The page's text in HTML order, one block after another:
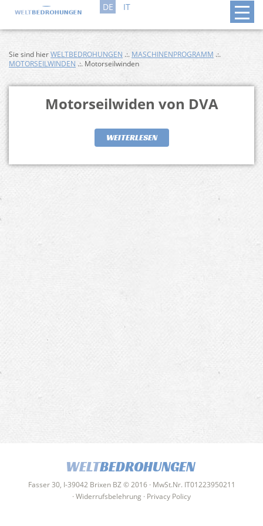
DE IT
Sie sind hierWELTBEDROHUNGEN .:. MASCHINENPROGRAMM .:.
MOTORSEILWINDEN .:. Motorseilwinden
Motorseilwiden von DVA
WEITERLESEN
WELTBEDROHUNGEN
Fasser 30, I-39042 Brixen BZ © 2016 · MwSt.Nr. IT01223950211
· Widerrufsbelehrung · Privacy Policy